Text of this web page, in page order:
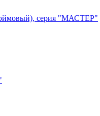
серия "МАСТЕР"